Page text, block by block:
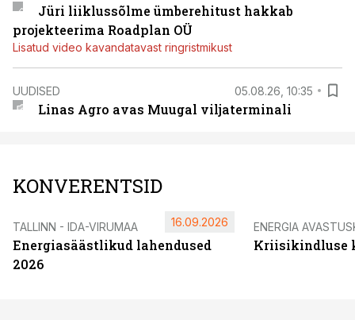
Jüri liiklussõlme ümberehitust hakkab
projekteerima Roadplan OÜ
Lisatud video kavandatavast ringristmikust
UUDISED 05.08.26, 10:35
Linas Agro avas Muugal viljaterminali
KONVERENTSID
TALLINN - IDA-VIRUMAA
Energiasäästlikud lahendused
2026
16.09.2026 ENERGIA
Kriisikindluse